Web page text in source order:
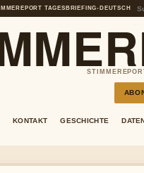
TAGESBRIEFING• DEUTSCH
KONTAKT GESCHICHTE